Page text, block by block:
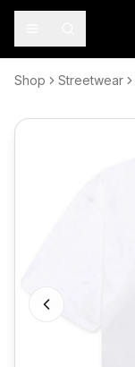
Shop Streetwear